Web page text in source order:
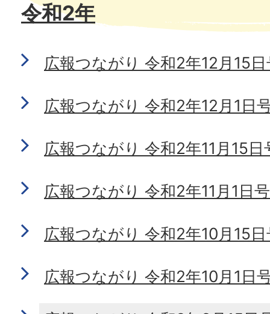
令和2年
広報つながり 令和2年12月15
広報つながり 令和2年12月1日
広報つながり 令和2年11月15日
広報つながり 令和2年11月1日
広報つながり 令和2年10月15
広報つながり 令和2年10月1日